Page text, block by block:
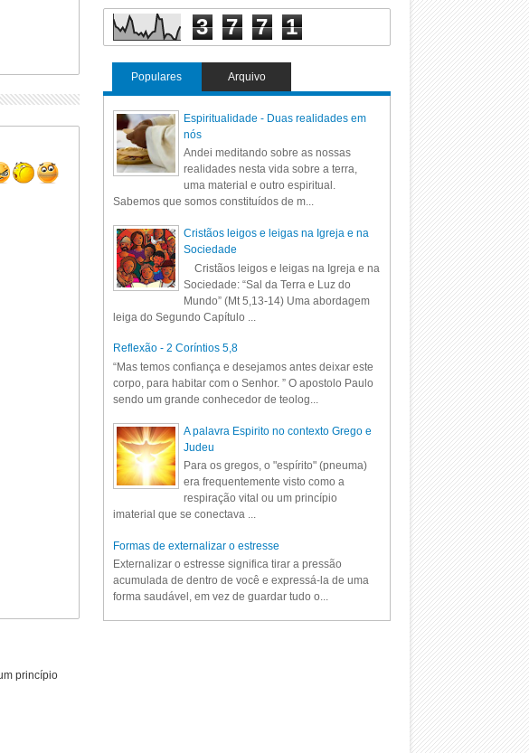
princípio
3 7 7 1
Populares Arquivo
Espiritualidade - Duas realidades em
nós
Andei meditando sobre as nossas
realidades nesta vida sobre a terra,
uma material e outro espiritual.
Sabemos que somos constituídos de m...
Cristãos leigos e leigas na Igreja e na
Sociedade
Cristãos leigos e leigas na Igreja e na
Sociedade: “Sal da Terra e Luz do
Mundo” (Mt 5,13-14) Uma abordagem
leiga do Segundo Capítulo ...
Reflexão - 2 Coríntios 5,8
“Mas temos confiança e desejamos antes deixar este
corpo, para habitar com o Senhor. ” O apostolo Paulo
sendo um grande conhecedor de teolog...
A palavra Espirito no contexto Grego e
Judeu
Para os gregos, o "espírito" (pneuma)
era frequentemente visto como a
respiração vital ou um princípio
imaterial que se conectava ...
Formas de externalizar o estresse
Externalizar o estresse significa tirar a pressão
acumulada de dentro de você e expressá-la de uma
forma saudável, em vez de guardar tudo o...